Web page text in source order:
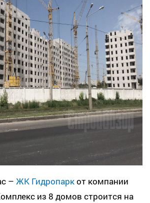
– ЖК Гидропаркот компании
из 8 домов строится на